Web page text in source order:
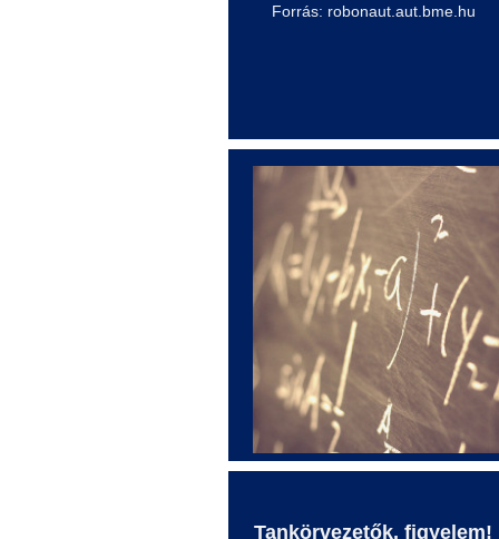
Forrás: robonaut.aut.bme.hu
Tankörvezetők, figyelem!